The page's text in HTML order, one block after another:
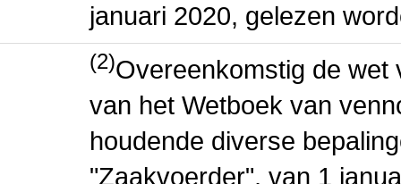
januari 2020, gelezen
(2)Overeenkomstig de wet
van het Wetboek van
houdende diverse
"Zaakvoerder", van 1